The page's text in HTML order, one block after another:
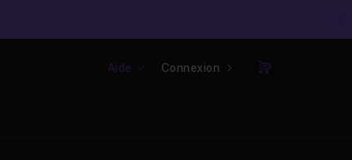
Aide Connexion
Panier